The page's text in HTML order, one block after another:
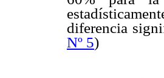
diferencia
Nº 5)